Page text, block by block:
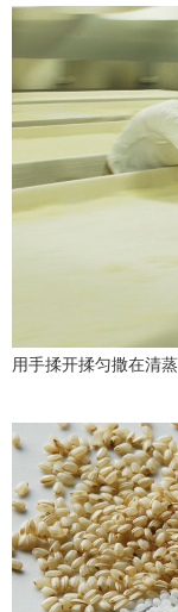
用手揉开揉匀撒在清